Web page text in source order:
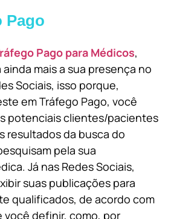
Pago
Pago para Médicos,
mais a sua presença no
Sociais, isso porque,
em Tráfego Pago, você
potenciais clientes/pacientes
resultados da busca do
pela sua
Já nas Redes Sociais,
suas publicações para
qualificados, de acordo com
você definir, como, por